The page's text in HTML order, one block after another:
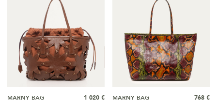
MARNY BAG
1 020 €
MARNY BAG
768 €